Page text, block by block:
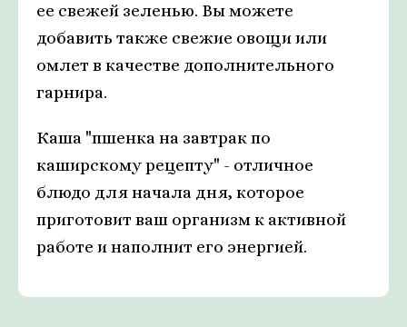
ее свежей зеленью. Вы можете
добавить также свежие овощи или
омлет в качестве дополнительного
гарнира.
Каша "пшенка на завтрак по
каширскому рецепту" - отличное
блюдо для начала дня, которое
приготовит ваш организм к активной
работе и наполнит его энергией.